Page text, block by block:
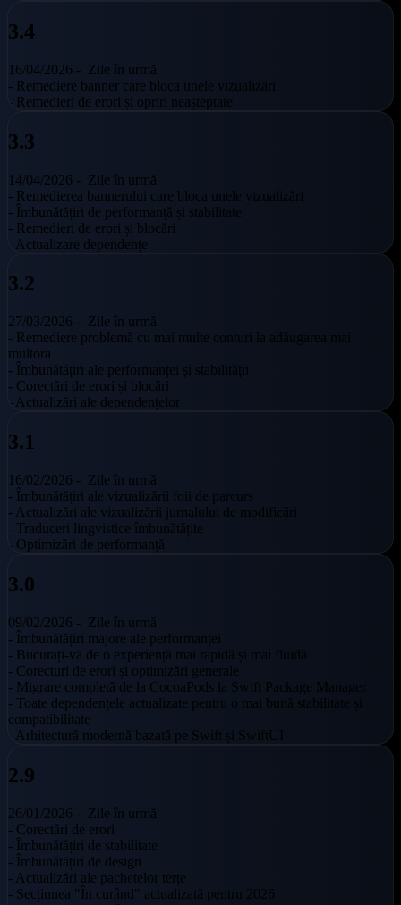
3.4
16/04/2026 - Zile în urmă
- Remediere banner care bloca unele vizualizări
- Remedieri de erori și opriri neașteptate
3.3
14/04/2026 - Zile în urmă
- Remedierea bannerului care bloca unele vizualizări
- Îmbunătățiri de performanță și stabilitate
- Remedieri de erori și blocări
- Actualizare dependențe
3.2
27/03/2026 - Zile în urmă
- Remediere problemă cu mai multe conturi la adăugarea mai
multora
- Îmbunătățiri ale performanței și stabilității
- Corectări de erori și blocări
- Actualizări ale dependențelor
3.1
16/02/2026 - Zile în urmă
- Îmbunătățiri ale vizualizării foii de parcurs
- Actualizări ale vizualizării jurnalului de modificări
- Traduceri lingvistice îmbunătățite
- Optimizări de performanță
3.0
09/02/2026 - Zile în urmă
- Îmbunătățiri majore ale performanței
- Bucurați-vă de o experiență mai rapidă și mai fluidă
- Corecturi de erori și optimizări generale
- Migrare completă de la CocoaPods la Swift Package Manager
- Toate dependențele actualizate pentru o mai bună stabilitate și
compatibilitate
- Arhitectură modernă bazată pe Swift și SwiftUI
2.9
26/01/2026 - Zile în urmă
- Corectări de erori
- Îmbunătățiri de stabilitate
- Îmbunătățiri de design
- Actualizări ale pachetelor terțe
- Secțiunea "În curând" actualizată pentru 2026